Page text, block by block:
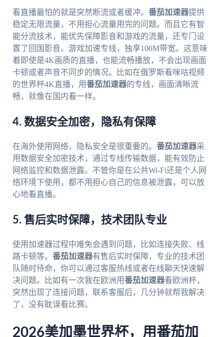
看直播最怕的就是突然断流或者缓冲。 番茄加速器提供
稳定无限流量，不用担心流量用完的问题。而且它有智
能分流技术，能优先保障影音和游戏的流量，还专门设
置了回国影音、游戏加速专线，独享100M带宽。这意味
着即使是4K画质的直播，也能流畅播放，不会出现画面
卡顿或者声音不同步的情况。比如在俄罗斯看咪咕视频
的世界杯4K直播，用番茄加速器的专线，画面清晰流
畅，就像在国内看一样。
4. 数据安全加密，隐私有保障
在海外使用网络，隐私安全是很重要的。 番茄加速器采
用数据安全加密技术，通过专线传输数据，能有效防止
网络监控和数据泄露。不管你是在公共Wi-Fi还是个人网
络环境下使用，都不用担心自己的信息被泄露，可以放
心地看直播。
5. 售后实时保障，技术团队专业
使用加速器过程中难免会遇到问题，比如连接失败、线
路卡顿等。 番茄加速器有售后实时保障，专业的技术团
队随时待命，你可以通过客服热线或者在线聊天快速解
决问题。比如有一次我在欧洲用番茄加速器看欧洲杯，
突然出现了连接问题，联系客服后，几分钟就帮我解决
了，没有耽误看比赛。
2026美加墨世界杯，用番茄加